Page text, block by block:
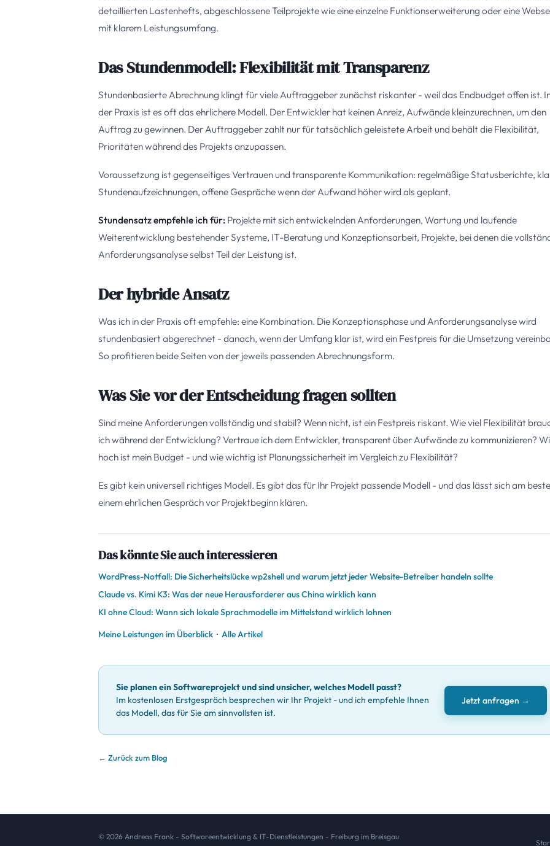
detaillierten Lastenhefts, abgeschlossene Teilprojekte wie eine einzelne Funktionserweiterung oder eine
mit klarem Leistungsumfang.
Das Stundenmodell: Flexibilität mit Transparenz
Stundenbasierte Abrechnung klingt für viele Auftraggeber zunächst riskanter - weil das Endbudget offen ist.
der Praxis ist es oft das ehrlichere Modell. Der Entwickler hat keinen Anreiz, Aufwände kleinzurechnen, um den
Auftrag zu gewinnen. Der Auftraggeber zahlt nur für tatsächlich geleistete Arbeit und behält die Flexibilität,
Prioritäten während des Projekts anzupassen.
Voraussetzung ist gegenseitiges Vertrauen und transparente Kommunikation: regelmäßige Statusberichte,
Stundenaufzeichnungen, offene Gespräche wenn der Aufwand höher wird als geplant.
Stundensatz empfehle ich für: Projekte mit sich entwickelnden Anforderungen, Wartung und laufende
Weiterentwicklung bestehender Systeme, IT-Beratung und Konzeptionsarbeit, Projekte, bei denen die
Anforderungsanalyse selbst Teil der Leistung ist.
Der hybride Ansatz
Was ich in der Praxis oft empfehle: eine Kombination. Die Konzeptionsphase und Anforderungsanalyse wird
stundenbasiert abgerechnet - danach, wenn der Umfang klar ist, wird ein Festpreis für die Umsetzung
So profitieren beide Seiten von der jeweils passenden Abrechnungsform.
Was Sie vor der Entscheidung fragen sollten
Sind meine Anforderungen vollständig und stabil? Wenn nicht, ist ein Festpreis riskant. Wie viel Flexibilität
ich während der Entwicklung? Vertraue ich dem Entwickler, transparent über Aufwände zu kommunizieren?
hoch ist mein Budget - und wie wichtig ist Planungssicherheit im Vergleich zu Flexibilität?
Es gibt kein universell richtiges Modell. Es gibt das für Ihr Projekt passende Modell - und das lässt sich am
einem ehrlichen Gespräch vor Projektbeginn klären.
Das könnte Sie auch interessieren
WordPress-Notfall: Die Sicherheitslücke wp2shell und warum jetzt jeder Website-Betreiber handeln sollte
Claude vs. Kimi K3: Was der neue Herausforderer aus China wirklich kann
KI ohne Cloud: Wann sich lokale Sprachmodelle im Mittelstand wirklich lohnen
Meine Leistungen im Überblick · Alle Artikel
Sie planen ein Softwareprojekt und sind unsicher, welches Modell passt?
Im kostenlosen Erstgespräch besprechen wir Ihr Projekt - und ich empfehle Ihnen
das Modell, das für Sie am sinnvollsten ist.
Jetzt anfragen →
← Zurück zum Blog
© 2026 Andreas Frank - Softwareentwicklung & IT-Dienstleistungen - Freiburg im Breisgau